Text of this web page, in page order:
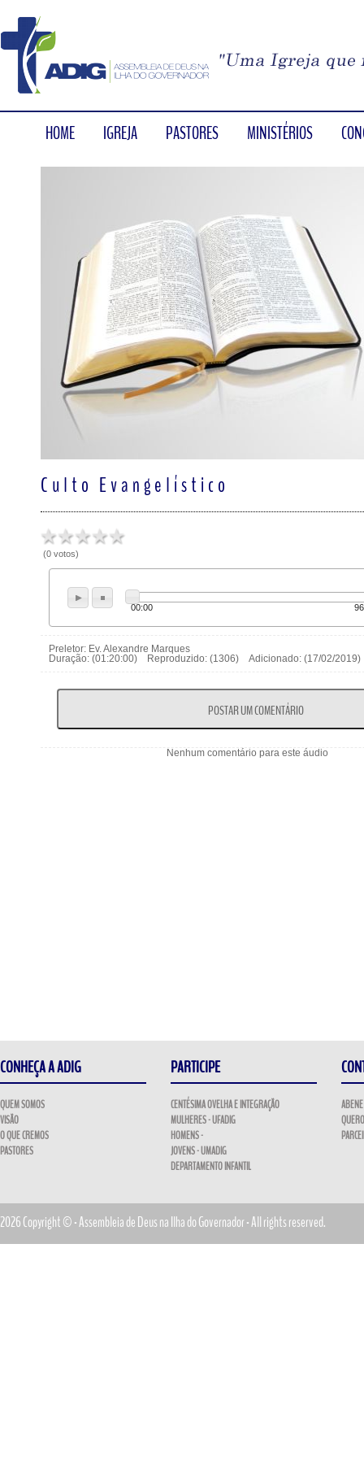
HOME IGREJA PASTORES MINISTÉRIOS
Culto Evangelístico
(0 votos)
00:00
Preletor: Ev. Alexandre Marques
Duração: (01:20:00) Reproduzido: (1306) Adicionado: (17/02/
Nenhum comentário para este áudio
CONHEÇA A ADIG
QUEM SOMOS
VISÃO
O QUE CREMOS
PASTORES
PARTICIPE
CENTÉSIMA OVELHA E INTEGRAÇÃO
MULHERES - UFADIG
HOMENS -
JOVENS - UMADIG
DEPARTAMENTO INFANTIL
ABENE
2026 Copyright © - Assembleia de Deus na Ilha do Governador - All rights reserved.